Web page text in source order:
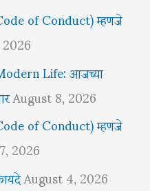
of Conduct) म्हणजे
Life: आजच्या
August 8, 2026
of Conduct) म्हणजे
2026
August 4, 2026